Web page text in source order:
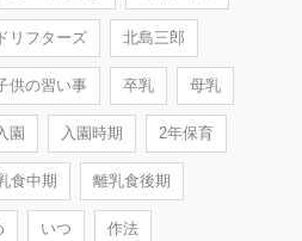
ドリフターズ 北島三郎
供の習い事 卒乳 母乳
園 入園時期 2年保育
食中期 離乳食後期
いつ 作法